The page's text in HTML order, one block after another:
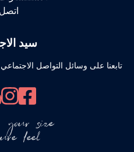
اتصل
سيد
تابعنا على وسائل التواصل
your size
feel